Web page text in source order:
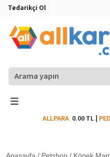
Tedarikçi Ol
ALLPARA 0.00 TL|